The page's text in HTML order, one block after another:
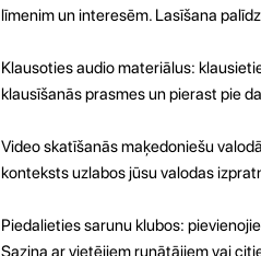
līmenim un interesēm. Lasīšana
Klausoties audio materiālus:
klausīšanās prasmes un pierast pie
Video skatīšanās maķedoniešu
konteksts uzlabos jūsu valodas
Piedalieties sarunu klubos:
Saziņa ar vietējiem runātājiem vai